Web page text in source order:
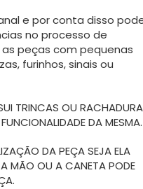
e por conta disso
no processo de
peças com pequenas
furinhos, sinais ou
TRINCAS OU
DA MESMA.
DA PEÇA SEJA ELA
MÃO OU A CANETA PODE